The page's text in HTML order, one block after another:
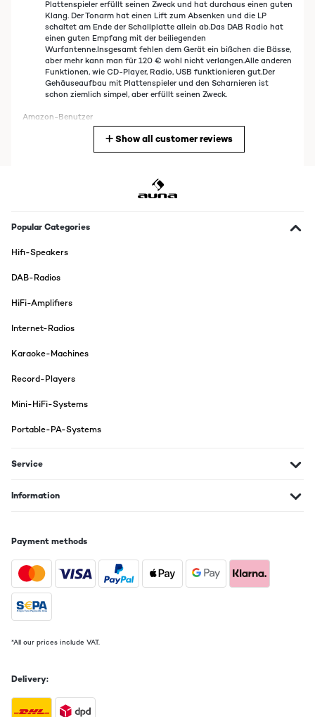
Plattenspieler erfüllt seinen Zweck und hat durchaus einen guten
Klang. Der Tonarm hat einen Lift zum Absenken und die LP
schaltet am Ende der Schallplatte allein ab.Das DAB Radio hat
einen guten Empfang mit der beiliegenden
Wurfantenne.Insgesamt fehlen dem Gerät ein bißchen die Bässe,
aber mehr kann man für 120 € wohl nicht verlangen.Alle anderen
Funktionen, wie CD-Player, Radio, USB funktionieren gut.Der
Gehäuseaufbau mit Plattenspieler und den Scharnieren ist
schon ziemlich simpel, aber erfüllt seinen Zweck.
Amazon-Benutzer
kompliziert. Die Schrift auf dem Gerät ist kaum zu lesen. Alles
Amazon-Benutzer
Translate
Ich komme schnell auf den Punkt was mir an der Auna Anne Bell
Empfang+Guter DAB+ Empfang+Schöner Klang,nicht zu
Amazon-Benutzer
Translate
VERIFIED REVIEW
escuchar mis vinilos y mis CD
Usuario/a de amazon
Translate
Abspielen von Platten noch andere Funktionen wie Bluetooth
Rückseite noch einen RotWeisAnschluss falls man ihn
Show all customer reviews
Popular Categories
Hifi-Speakers
DAB-Radios
HiFi-Amplifiers
Internet-Radios
Karaoke-Machines
Record-Players
Mini-HiFi-Systems
Portable-PA-Systems
Service
Information
Payment methods
*All our prices include VAT.
Delivery: